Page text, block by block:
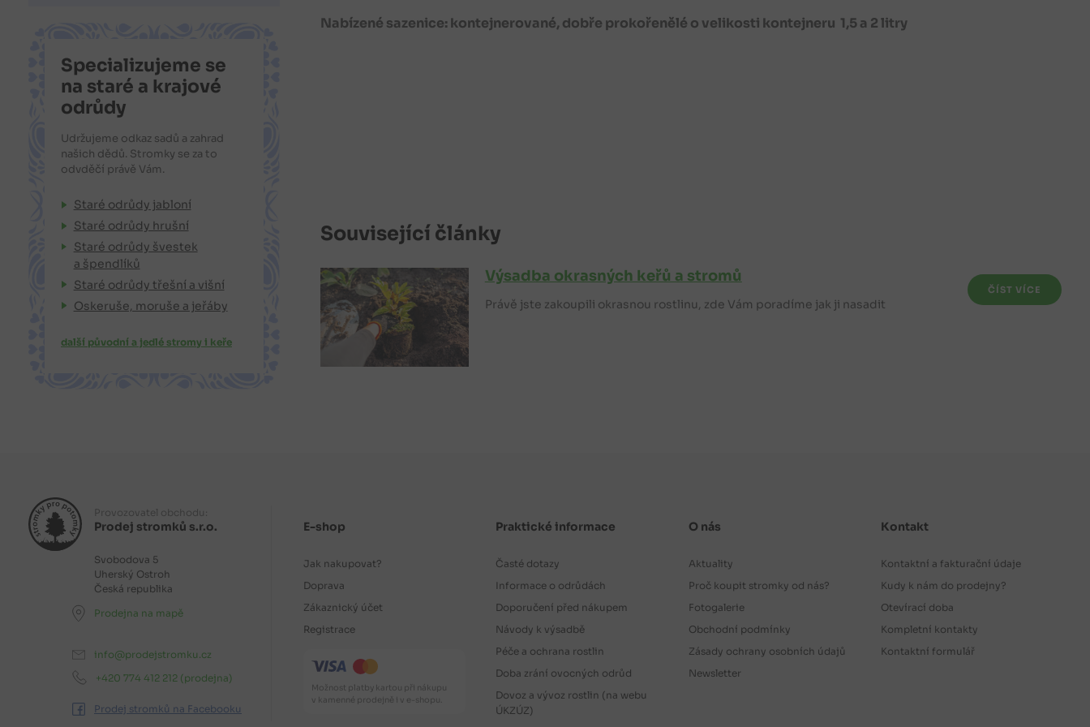
Nabízené sazenice: kontejnerované, dobře prokořenělé o velikosti kontejneru 1,5 a 2 litry
Související články
Výsadba okrasných keřů a stromů
Právě jste zakoupili okrasnou rostlinu, zde Vám poradíme jak ji nasadit
ČÍST VÍCE
Specializujeme se
na staré a krajové
odrůdy
Udržujeme odkaz sadů a zahrad
našich dědů. Stromky se za to
odvděčí právě Vám.
Staré odrůdy jabloní
Staré odrůdy hrušní
Staré odrůdy švestek
a špendlíků
Staré odrůdy třešní a višní
Oskeruše, moruše a jeřáby
další původní a jedlé stromy i keře
Provozovatel obchodu:
Prodej stromků s.r.o.
Svobodova 5
Uherský Ostroh
Česká republika
Prodejna na mapě
info@prodejstromku.cz
+420 774 412 212 (prodejna)
Prodej stromků na Facebooku
E-shop
Jak nakupovat?
Doprava
Zákaznický účet
Registrace
Možnost platby kartou při nákupu
v kamenné prodejně i v e-shopu.
Praktické informace
Časté dotazy
Informace o odrůdách
Doporučení před nákupem
Návody k výsadbě
Péče a ochrana rostlin
Doba zrání ovocných odrůd
Dovoz a vývoz rostlin (na webu
ÚKZÚZ)
O nás
Aktuality
Proč koupit stromky od nás?
Fotogalerie
Obchodní podmínky
Zásady ochrany osobních údajů
Newsletter
Kontakt
Kontaktní a fakturační údaje
Kudy k nám do prodejny?
Otevírací doba
Kompletní kontakty
Kontaktní formulář